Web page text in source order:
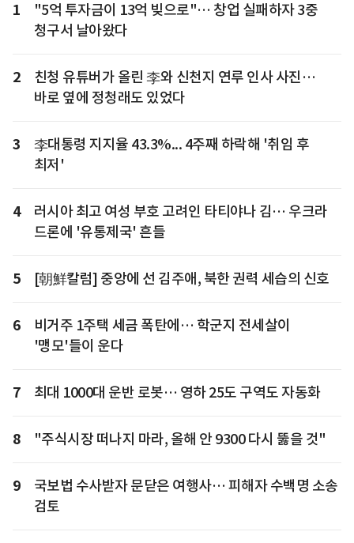
1
"5억 투자금이 13억 빚으로"… 창업 실패하자 3중
청구서 날아왔다
2
친청 유튜버가 올린 李와 신천지 연루 인사 사진…
바로 옆에 정청래도 있었다
3
李대통령 지지율 43.3%... 4주째 하락해 '취임 후
최저'
4
러시아 최고 여성 부호 고려인 타티야나 김… 우크라
드론에 '유통제국' 흔들
5 [朝鮮칼럼] 중앙에 선 김주애, 북한 권력 세습의 신호
6
비거주 1주택 세금 폭탄에… 학군지 전세살이
'맹모'들이 운다
7 최대 1000대 운반 로봇… 영하 25도 구역도 자동화
8 "주식시장 떠나지 마라, 올해 안 9300 다시 뚫을 것"
9
국보법 수사받자 문닫은 여행사… 피해자 수백명 소송
검토